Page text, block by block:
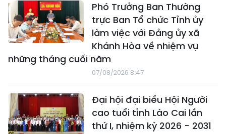
Phó Trưởng Ban Thường
trực Ban Tổ chức Tỉnh ủy
làm việc với Đảng ủy xã
Khánh Hòa về nhiệm vụ
những tháng cuối năm
07/08/2026 8:47
Đại hội đại biểu Hội Người
cao tuổi tỉnh Lào Cai lần
thứ I, nhiệm kỳ 2026 - 2031